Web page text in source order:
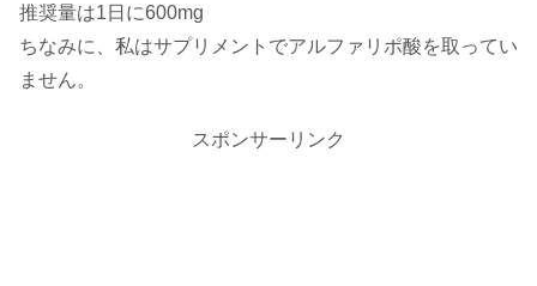
推奨量は1日に600mg
ちなみに、私はサプリメントでアルファリポ酸を取ってい
ません。
スポンサーリンク